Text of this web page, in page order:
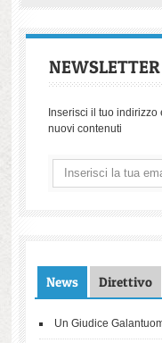
NEWSLETTER
Inserisci il tuo
nuovi contenuti
News Direttivo
Un Giudice